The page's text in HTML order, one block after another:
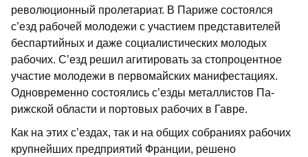
революционный пролетариат. В Париже состоялся
с’езд рабочей мо­лодежи с участием представителей
бес­партийных и даже социалистических мо­лодых
рабочих. С’езд решил агитировать за стопроцентное
участие молодежи в первомайских манифестациях.
Одновре­менно состоялись с’езды металлистов Па­
рижской области и портовых рабочих в Гавре.
Как на этих с’ездах, так и на общих со­браниях рабочих
крупнейших предприя­тий Франции, решено